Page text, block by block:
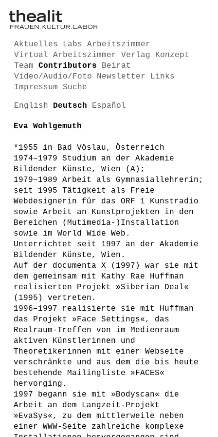
Aktuelles Labs
Arbeitszimmer
Virtual Arbeitszimmer
Verlag
Konzept
Team
Contributors
Beirat
Video/Audio/Foto
Newsletter
Links
Impressum
Suche
English Deutsch Español
Eva Wohlgemuth
*1955 in Bad Vöslau, Österreich
1974–1979 Studium an der Akademie
Bildender Künste, Wien (A);
1979–1989 Arbeit als Gymnasiallehrerin;
seit 1995 Tätigkeit als Freie
Webdesignerin für das ORF 1 Kunstradio
sowie Arbeit an Kunstprojekten in den
Bereichen (Mutimedia-)Installation
sowie im World Wide Web.
Unterrichtet seit 1997 an der Akademie
Bildender Künste, Wien.
Auf der documenta X (1997) war sie mit
dem gemeinsam mit Kathy Rae Huffman
realisierten Projekt »Siberian Deal«
(1995) vertreten.
1996–1997 realisierte sie mit Huffman
das Projekt »Face Settings«, das
Realraum-Treffen von im Medienraum
aktiven Künstlerinnen und
Theoretikerinnen mit einer Webseite
verschränkte und aus dem die bis heute
bestehende Mailingliste »FACES«
hervorging.
1997 begann sie mit »Bodyscan« die
Arbeit an dem Langzeit-Projekt
»EvaSys«, zu dem mittlerweile neben
einer WWW-Seite zahlreiche komplexe